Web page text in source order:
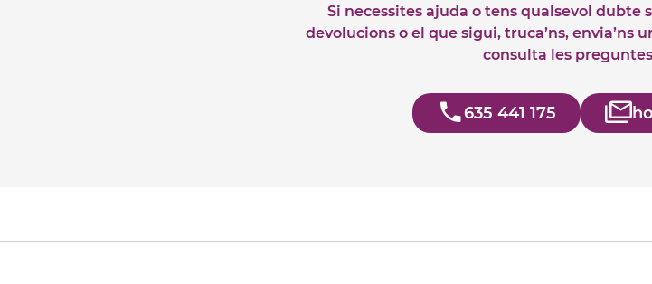
Si necessites ajuda o tens qualsevol dubte
devolucions o el que sigui, truca’ns, envia’ns
consulta les
635 441 175